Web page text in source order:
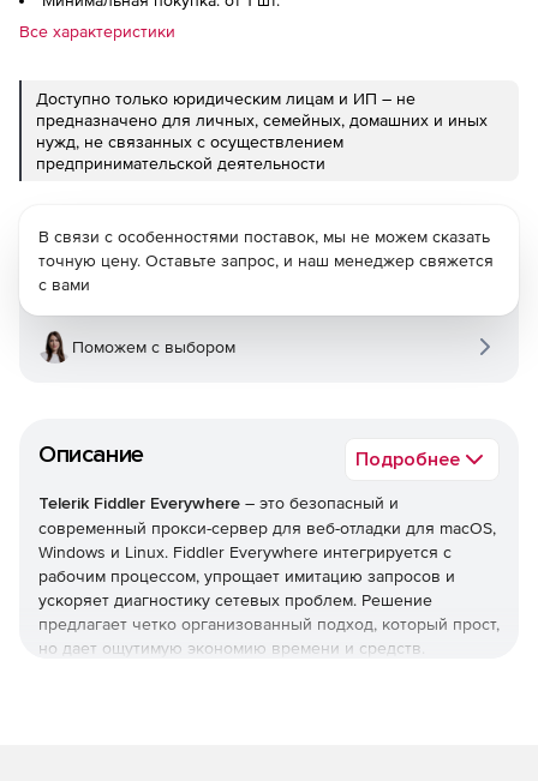
Все характеристики
Доступно только юридическим лицам и ИП – не
предназначено для личных, семейных, домашних и иных
нужд, не связанных с осуществлением
предпринимательской деятельности
Описание Подробнее
Telerik Fiddler Everywhere – это безопасный и
современный прокси-сервер для веб-отладки для macOS,
Windows и Linux. Fiddler Everywhere интегрируется с
рабочим процессом, упрощает имитацию запросов и
ускоряет диагностику сетевых проблем. Решение
предлагает четко организованный подход, который прост,
но дает ощутимую экономию времени и средств.
В связи с особенностями поставок, мы не можем сказать
точную цену. Оставьте запрос, и наш менеджер свяжется
с вами
Поможем с выбором